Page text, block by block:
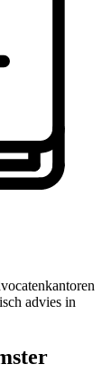
advies in